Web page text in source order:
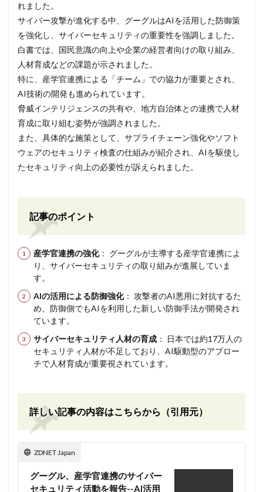
れました。
サイバー攻撃が進化する中、グーグルはAIを活用した防御策
を強化し、サイバーセキュリティの重要性を強調しました。
白書では、国民意識の向上や企業の経営者向けの取り組み、
人材育成などの課題が示されました。
特に、産学官連携による「チーム」での協力が重要とされ、
AI技術の開発も進められています。
脅威インテリジェンスの共有や、地方自治体との連携で人材
育成に取り組む姿勢が強調されました。
また、具体的な施策として、サプライチェーン強化やソフト
ウェアのセキュリティ検査の仕組みが紹介され、AIを駆使し
たセキュリティ向上の必要性が訴えられました。
記事のポイント
産学官連携の強化： グーグルが主導する産学官連携によ
り、サイバーセキュリティの取り組みが進展していま
す。
AIの活用による防御強化： 攻撃者のAI悪用に対抗するた
め、防御側でもAIを利用した新しい防御手法が開発され
ています。
サイバーセキュリティ人材の育成 ： 日本では約17万人の
セキュリティ人材が不足しており、AI駆動型のアプロー
チで人材育成が重要視されています。
詳しい記事の内容はこちらから（引用元）
ZDNET Japan
グーグル、産学官連携のサイバー
セキュリティ活動を報告--AI活用